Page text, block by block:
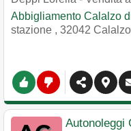
Abbigliamento Calalzo
stazione , 32042
Autonoleggi